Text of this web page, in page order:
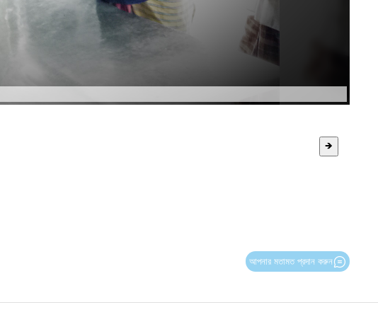
🡺
আপনার মতামত প্রদান করুন